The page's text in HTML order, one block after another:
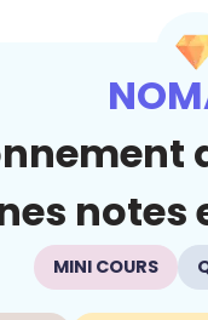
notes
MINI COURS